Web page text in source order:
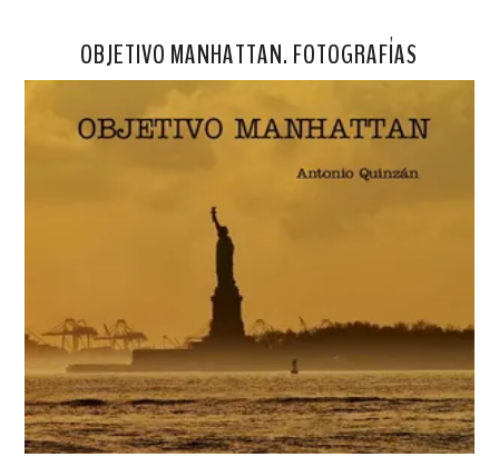
OBJETIVO MANHATTAN. FOTOGRAFÍAS